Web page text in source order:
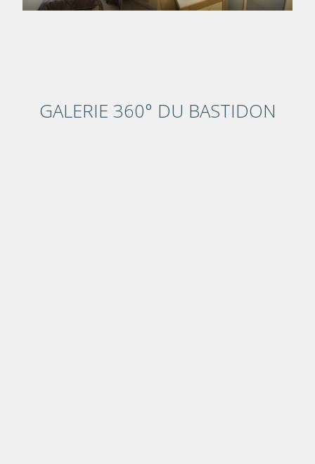
GALERIE 360° DU BASTIDON